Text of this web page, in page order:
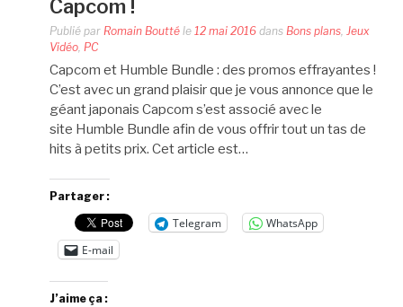
Capcom !
Publié par Romain Boutté le 12 mai 2016 dans Bons plans Jeux
Vidéo PC
Capcom et Humble Bundle : des promos effrayantes !
C’est avec un grand plaisir que je vous annonce que le
géant japonais Capcom s’est associé avec le
site Humble Bundle afin de vous offrir tout un tas de
hits à petits prix. Cet article est…
Partager :
Telegram
WhatsApp
E-mail
J’aime ça :